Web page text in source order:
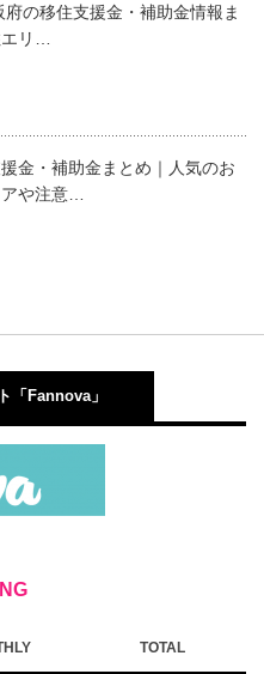
府の移住支援金・補助金情報ま
リ…
金・補助金まとめ｜人気のお
や注意…
「Fannova」
TOTAL